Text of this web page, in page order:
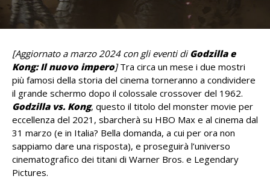
[Aggiornato a marzo 2024 con gli eventi diGodzilla e
Kong: Il nuovo impero]Tra circa un mese i due mostri
più famosi della storia del cinema torneranno a condividere
il grande schermo dopo il colossale crossover del 1962.
Godzilla vs. Kong, questo il titolo del monster movie per
eccellenza del 2021, sbarcherà su HBO Max e al cinema dal
31 marzo (e in Italia? Bella domanda, a cui per ora non
sappiamo dare una risposta), e proseguirà l’universo
cinematografico dei titani di Warner Bros. e Legendary
Pictures.